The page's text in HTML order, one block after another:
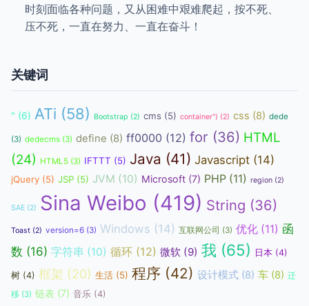
时刻面临各种问题，又从困难中艰难爬起，按不死、
压不死，一直在努力、一直在奋斗！
关键词
" (6) ATi (58) Bootstrap (2) cms (5) container") (2) css (8) dede
(3) dedecms (3) define (8) ff0000 (12) for (36) HTML
(24) HTML5 (3) IFTTT (5) Java (41) Javascript (14)
jQuery (5) JSP (5) JVM (10) Microsoft (7) PHP (11) region (2)
SAE (2) Sina Weibo (419) String (36)
Toast (2) version=6 (3) Windows (14) 互联网公司 (3) 优化 (11) 函
数 (16) 字符串 (10) 循环 (12) 微软 (9) 我 (65) 日本 (4)
树 (4) 框架 (20) 生活 (5) 程序 (42) 设计模式 (8) 车 (8) 迁
移 (3) 链表 (7) 音乐 (4)